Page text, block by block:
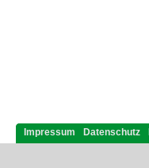
Impressum Datenschutz